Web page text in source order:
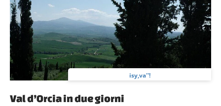
isy,va''!
Val d’Orcia in due giorni